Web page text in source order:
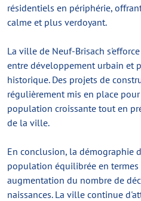
résidentiels en périphérie,
calme et plus verdoyant.
La ville de Neuf-Brisach
entre développement urbain et
historique. Des projets de
régulièrement mis en place
population croissante tout en
de la ville.
En conclusion, la démographie
population équilibrée en termes
augmentation du nombre de
naissances. La ville continue